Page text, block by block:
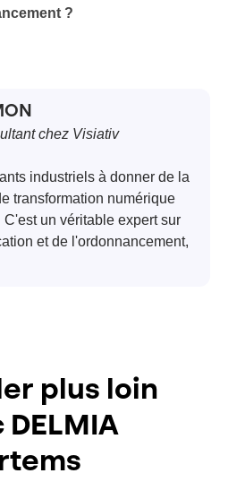
?
chez Visiativ
industriels à donner de la
transformation numérique
un véritable expert sur
et de l'ordonnancement,
plus loin
DELMIA